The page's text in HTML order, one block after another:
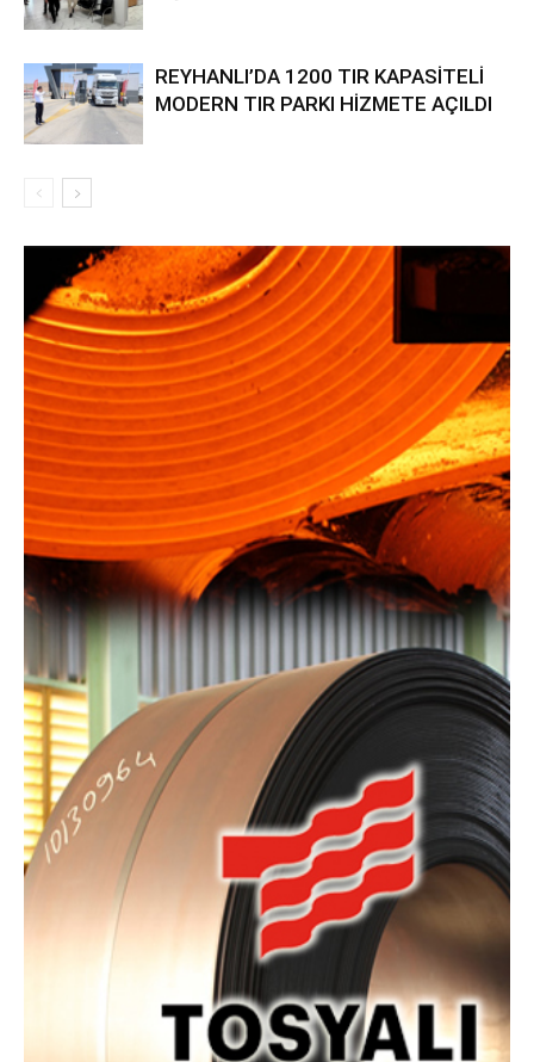
REYHANLI’DA 1200 TIR KAPASİTELİ
MODERN TIR PARKI HİZMETE AÇILDI